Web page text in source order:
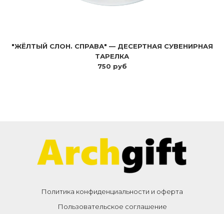
"ЖЁЛТЫЙ СЛОН. СПРАВА" — ДЕСЕРТНАЯ СУВЕНИРНАЯ
ТАРЕЛКА
750 руб
Политика конфиденциальности и оферта
Пользовательское соглашение